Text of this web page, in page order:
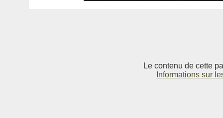
Le contenu de cette
Informations sur